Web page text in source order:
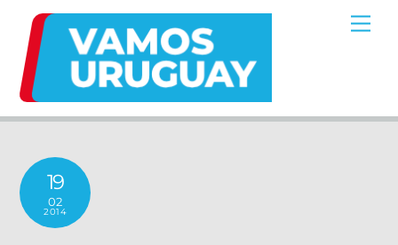
content
19
02
2014